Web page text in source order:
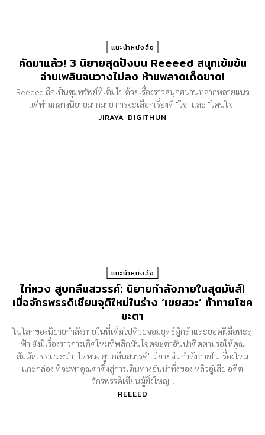
แนะนำหนังสือ
คัดมาแล้ว! 3 นิยายสุดปังบน Reeeed สนุกเข้มข้น
อ่านเพลินจนวางไม่ลง ห้ามพลาดเด็ดขาด!
Reeeed ถือเป็นขุมทรัพย์ที่เต็มไปด้วยเรื่องราวสนุกสนานหลากหลายแนว
แต่ท่ามกลางนิยายมากมาย การจะเลือกเรื่องที่ "ใช่" และ "โดนใจ"
JIRAYA DIGITHUN
แนะนำหนังสือ
ไท่หวง สูบกลืนสวรรค์: นิยายกำลังภายในสุดมันส์!
เมื่อจักรพรรดิเซียนจุติใหม่ในร่าง ‘เขยสวะ’ ท้าทายโชค
ชะตา
ในโลกของนิยายกำลังภายในที่เต็มไปด้วยจอมยุทธ์ผู้กล้าและยอดฝีมือทะลุ
ฟ้า ยังมีเรื่องราวการเกิดใหม่ที่พลิกผันโชคชะตาอันน่าติดตามรอให้คุณ
สัมผัส! ขอแนะนำ "ไท่หวง สูบกลืนสวรรค์" นิยายจีนกำลังภายในเรื่องใหม่
แกะกล่อง ที่จะพาคุณดำดิ่งสู่การเดินทางอันน่าทึ่งของ หลิวอู๋เสีย อดีต
จักรพรรดิเซียนผู้ยิ่งใหญ่...
REEEED